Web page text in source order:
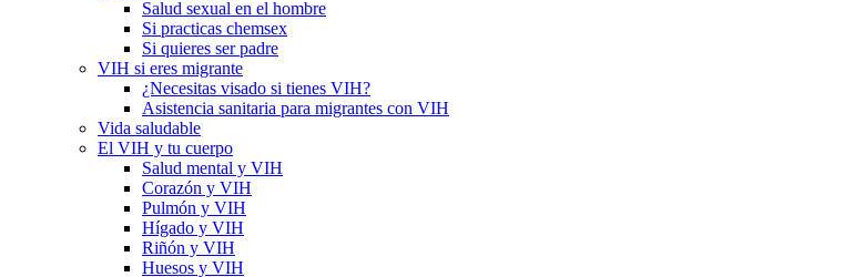
Salud sexual en el hombre
Si practicas chemsex
Si quieres ser padre
VIH si eres migrante
¿Necesitas visado si tienes VIH?
Asistencia sanitaria para migrantes con VIH
Vida saludable
El VIH y tu cuerpo
Salud mental y VIH
Corazón y VIH
Pulmón y VIH
Hígado y VIH
Riñón y VIH
Huesos y VIH